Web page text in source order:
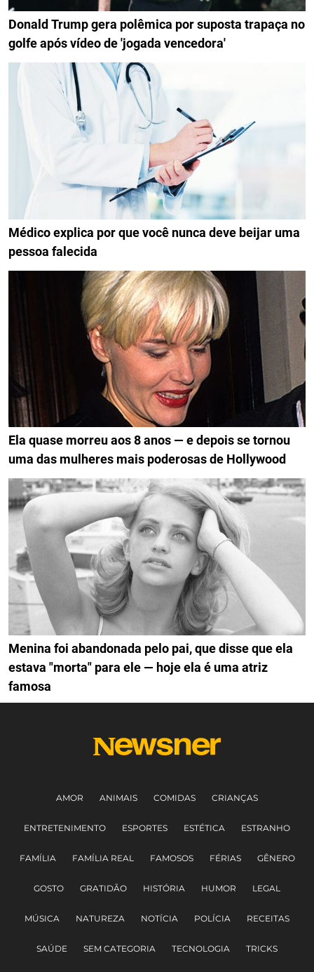
Donald Trump gera polêmica por suposta trapaça no
golfe após vídeo de 'jogada vencedora'
Médico explica por que você nunca deve beijar uma
pessoa falecida
Ela quase morreu aos 8 anos — e depois se tornou
uma das mulheres mais poderosas de Hollywood
Menina foi abandonada pelo pai, que disse que ela
estava "morta" para ele — hoje ela é uma atriz
famosa
AMOR ANIMAIS COMIDAS CRIANÇAS
ENTRETENIMENTO ESPORTES ESTÉTICA ESTRANHO
FAMÍLIA FAMÍLIA REAL FAMOSOS FÉRIAS GÊNERO
GOSTO GRATIDÃO HISTÓRIA HUMOR LEGAL
MÚSICA NATUREZA NOTÍCIA POLÍCIA RECEITAS
SAÚDE SEM CATEGORIA TECNOLOGIA TRICKS